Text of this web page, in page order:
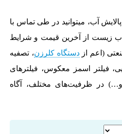
آب، میتوانید در طی تماس با
زیست از آخرین قیمت و شرایط
(اعم ازدستگاه کلرزن، تصفیه
فیلتر اسمز معکوس، فیلترهای
در ظرفیت‌های مختلف، آگاه